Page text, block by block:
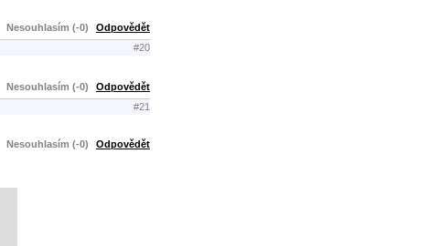
Nesouhlasím (-0) Odpovědět
#20
Nesouhlasím (-0) Odpovědět
#21
Nesouhlasím (-0) Odpovědět